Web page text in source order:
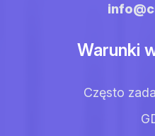
Warunki
Często